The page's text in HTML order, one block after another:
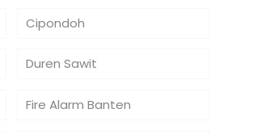
Cipondoh
Duren Sawit
Fire Alarm Banten